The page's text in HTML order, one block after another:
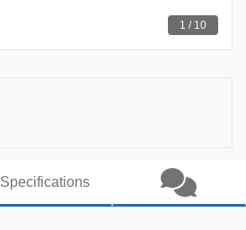
1 / 10
Specifications